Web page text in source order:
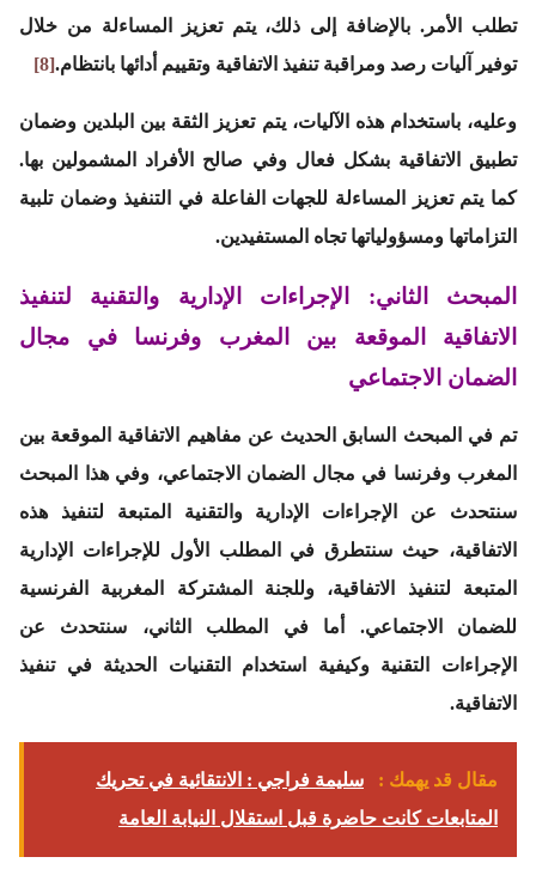
تطلب الأمر. بالإضافة إلى ذلك، يتم تعزيز المساءلة من خلال
توفير آليات رصد ومراقبة تنفيذ الاتفاقية وتقييم أدائها بانتظام.[8]
وعليه، باستخدام هذه الآليات، يتم تعزيز الثقة بين البلدين وضمان
تطبيق الاتفاقية بشكل فعال وفي صالح الأفراد المشمولين بها.
كما يتم تعزيز المساءلة للجهات الفاعلة في التنفيذ وضمان تلبية
التزاماتها ومسؤولياتها تجاه المستفيدين.
المبحث الثاني: الإجراءات الإدارية والتقنية لتنفيذ
الاتفاقية الموقعة بين المغرب وفرنسا في مجال
الضمان الاجتماعي
تم في المبحث السابق الحديث عن مفاهيم الاتفاقية الموقعة بين
المغرب وفرنسا في مجال الضمان الاجتماعي، وفي هذا المبحث
سنتحدث عن الإجراءات الإدارية والتقنية المتبعة لتنفيذ هذه
الاتفاقية، حيث سنتطرق في المطلب الأول للإجراءات الإدارية
المتبعة لتنفيذ الاتفاقية، وللجنة المشتركة المغربية الفرنسية
للضمان الاجتماعي. أما في المطلب الثاني، سنتحدث عن
الإجراءات التقنية وكيفية استخدام التقنيات الحديثة في تنفيذ
الاتفاقية.
مقال قد يهمك :
سليمة فراجي : الانتقائية في تحريك
المتابعات كانت حاضرة قبل استقلال النيابة العامة